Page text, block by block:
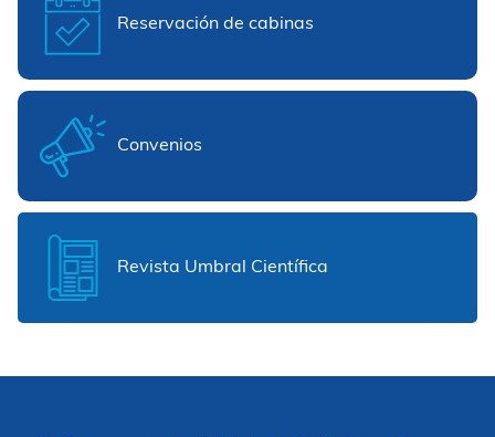
Reservación de cabinas
Convenios
Revista Umbral Científica